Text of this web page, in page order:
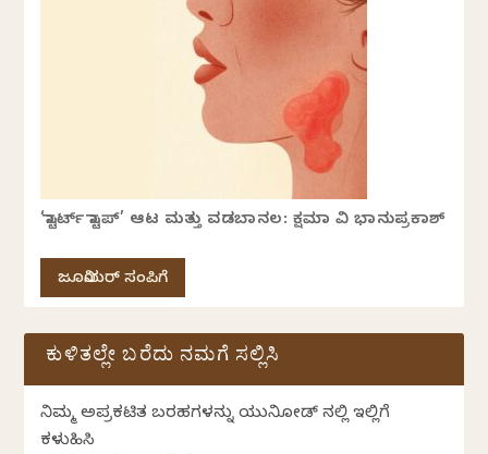
‘ಸ್ಟಾರ್ಟ್ ಸ್ಟಾಪ್’ ಆಟ ಮತ್ತು ವಡಬಾನಲ: ಕ್ಷಮಾ ವಿ ಭಾನುಪ್ರಕಾಶ್
ಜೂನಿಯರ್ ಸಂಪಿಗೆ
ಕುಳಿತಲ್ಲೇ ಬರೆದು ನಮಗೆ ಸಲ್ಲಿಸಿ
ನಿಮ್ಮ ಅಪ್ರಕಟಿತ ಬರಹಗಳನ್ನು ಯುನಿಕೋಡ್ ನಲ್ಲಿ ಇಲ್ಲಿಗೆ
ಕಳುಹಿಸಿ